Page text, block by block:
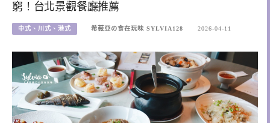
窮！台北景觀餐廳推薦
中式、川式、港式 希薇亞の食在玩味 SYLVIA128 2026-04-11